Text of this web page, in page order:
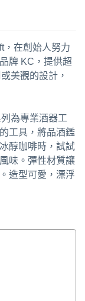
，在創始人努力
牌 KC，提供超
美觀的設計，
為專業酒器工
工具，將品酒鑑
醇咖啡時，試試
味。彈性材質讓
造型可愛，漂浮